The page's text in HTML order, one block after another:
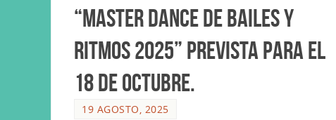
“Master Dance de Bailes y
Ritmos 2025” prevista para el
18 de Octubre.
19 AGOSTO, 2025